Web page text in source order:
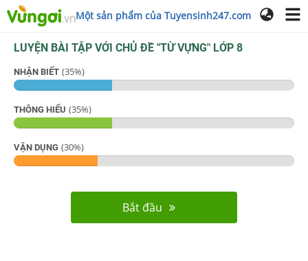
Một sản phẩm của Tuyensinh247.com
LUYỆN BÀI TẬP VỚI CHỦ ĐỀ "TỪ VỰNG" LỚP 8
NHẬN BIẾT (35%)
THÔNG HIỂU (35%)
VẬN DỤNG (30%)
Bắt đầu